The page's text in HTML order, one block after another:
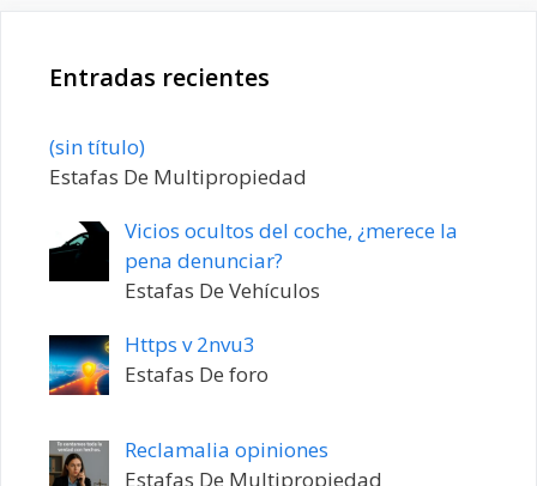
Entradas recientes
(sin título)Entrada
20198
Estafas De Multipropiedad
Vicios ocultos del coche, ¿merece la
pena denunciar?
Estafas De Vehículos
Https v 2nvu3
Estafas De foro
Reclamalia opiniones
Estafas De Multipropiedad